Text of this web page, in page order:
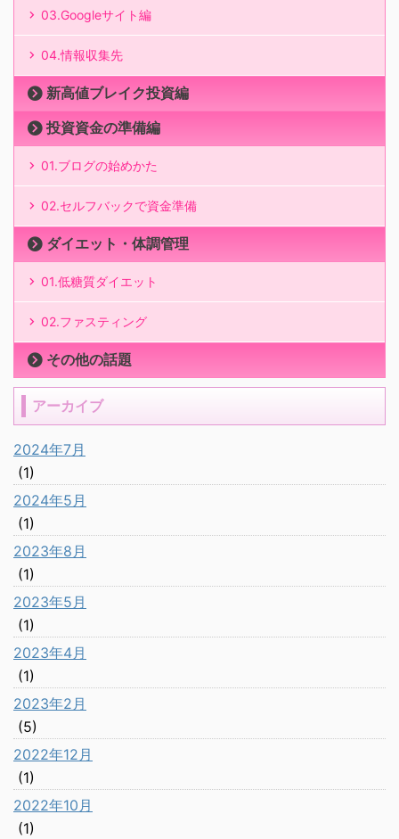
03.Googleサイト編
04.情報収集先
新高値ブレイク投資編
投資資金の準備編
01.ブログの始めかた
02.セルフバックで資金準備
ダイエット・体調管理
01.低糖質ダイエット
02.ファスティング
その他の話題
アーカイブ
2024年7月
(1)
2024年5月
(1)
2023年8月
(1)
2023年5月
(1)
2023年4月
(1)
2023年2月
(5)
2022年12月
(1)
2022年10月
(1)